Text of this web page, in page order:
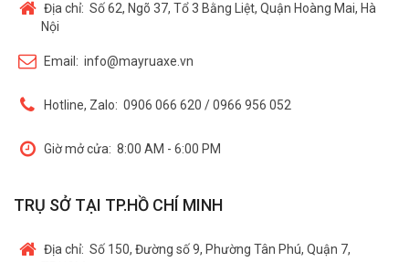
Địa chỉ: Số 62, Ngõ 37, Tổ 3 Bằng Liệt, Quận Hoàng Mai, Hà
Nội
Email: info@mayruaxe.vn
Hotline, Zalo: 0906 066 620 / 0966 956 052
Giờ mở cửa: 8:00 AM - 6:00 PM
TRỤ SỞ TẠI TP.HỒ CHÍ MINH
Địa chỉ: Số 150, Đường số 9, Phường Tân Phú, Quận 7,